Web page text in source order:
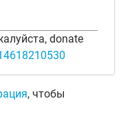
donate
, чтобы